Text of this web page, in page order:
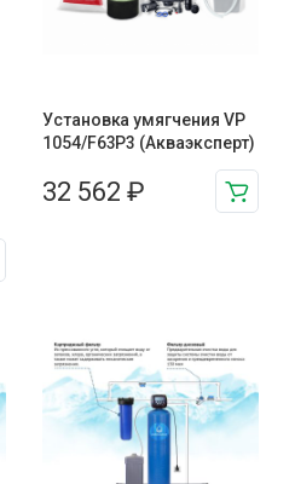
Установка умягчения VP
1054/F63P3 (Акваэксперт)
32 562 ₽